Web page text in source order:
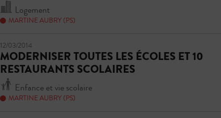
Logement
MARTINE AUBRY (PS)
12/03/2014
MODERNISER TOUTES LES ÉCOLES ET 10
RESTAURANTS SCOLAIRES
Enfance et vie scolaire
MARTINE AUBRY (PS)